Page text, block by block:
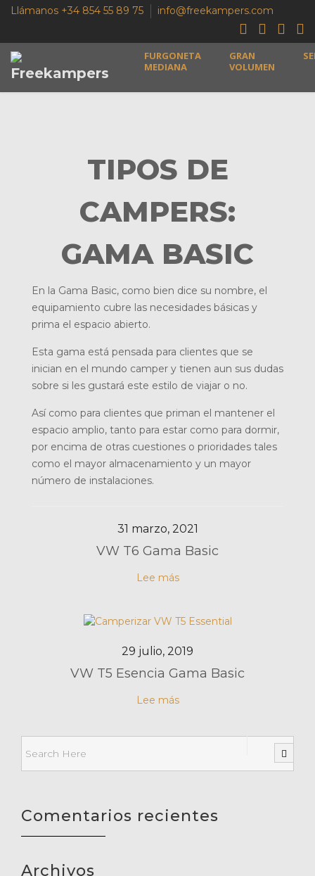
Llámanos +34 854 55 89 75 info@freekampers.com
FURGONETA
MEDIANA
GRAN
VOLUMEN
TIPOS DE
CAMPERS:
GAMA BASIC
En la Gama Basic, como bien dice su nombre, el
equipamiento cubre las necesidades básicas y
prima el espacio abierto.
Esta gama está pensada para clientes que se
inician en el mundo camper y tienen aun sus dudas
sobre si les gustará este estilo de viajar o no.
Así como para clientes que priman el mantener el
espacio amplio, tanto para estar como para dormir,
por encima de otras cuestiones o prioridades tales
como el mayor almacenamiento y un mayor
número de instalaciones.
31 marzo, 2021
VW T6 Gama Basic
Lee más
29 julio, 2019
VW T5 Esencia Gama Basic
Lee más
Comentarios recientes
Archivos